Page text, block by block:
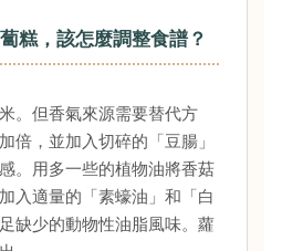
糕，該怎麼調整食譜？
。但香氣來源需要替代方
倍，並加入切碎的「豆腸」
。用多一些的植物油將香菇
入適量的「素蠔油」和「白
缺少的動物性油脂風味。蘿